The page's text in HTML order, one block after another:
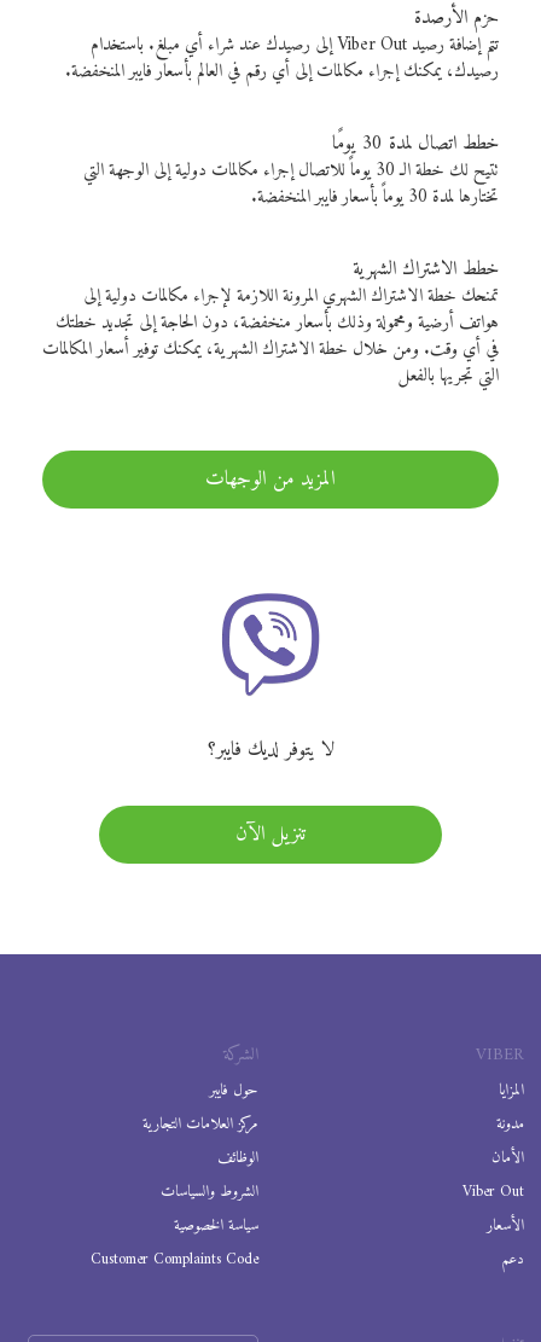
حزم الأرصدة
تتم إضافة رصيد Viber Out إلى رصيدك عند شراء أي مبلغ. باستخدام
رصيدك، يمكنك إجراء مكالمات إلى أي رقم في العالم بأسعار فايبر المنخفضة.
خطط اتصال لمدة 30 يومًا
تتيح لك خطة الـ 30 يوماً للاتصال إجراء مكالمات دولية إلى الوجهة التي
تختارها لمدة 30 يوماً بأسعار فايبر المنخفضة.
خطط الاشتراك الشهرية
تمنحك خطة الاشتراك الشهري المرونة اللازمة لإجراء مكالمات دولية إلى
هواتف أرضية ومحمولة وذلك بأسعار منخفضة، دون الحاجة إلى تجديد خطتك
في أي وقت. ومن خلال خطة الاشتراك الشهرية، يمكنك توفير أسعار المكالمات
التي تجريها بالفعل
المزيد من الوجهات
لا يتوفر لديك فايبر؟
تنزيل الآن
VIBER
المزايا
مدونة
الأمان
Viber Out
الأسعار
دعم
الشركة
حول فايبر
مركز العلامات التجارية
الوظائف
الشروط والسياسات
سياسة الخصوصية
Customer Complaints Code